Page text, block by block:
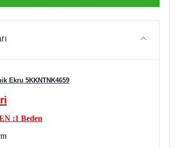
Ekru 5KKNTNK4659
:1 Beden